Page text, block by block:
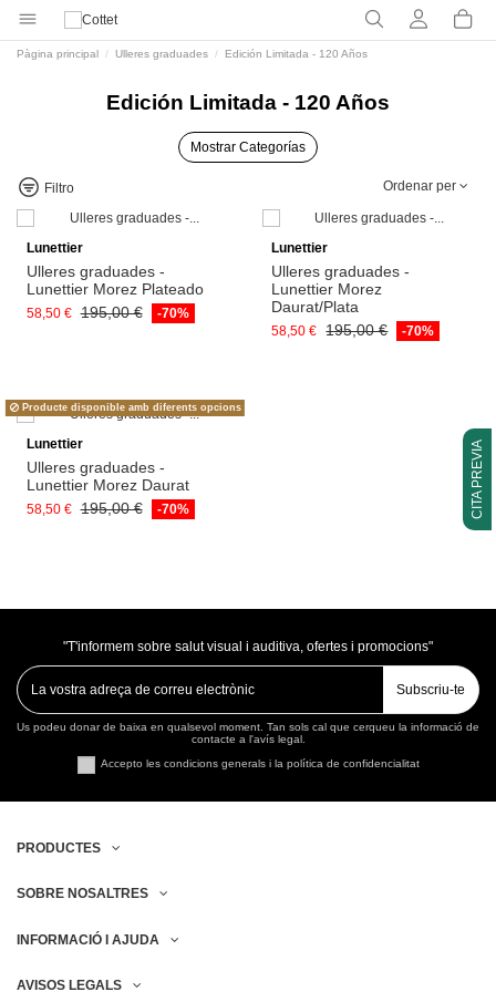
CITA PREVIA
Pàgina principal Ulleres graduades Edición Limitada - 120 Años
Edición Limitada - 120 Años
Mostrar Categorías
Filtro Ordenar per
Lunettier
Ulleres graduades -
Lunettier Morez Plateado
58,50 € 195,00 € -70%
Afegeix a la cistella
Lunettier
Ulleres graduades -
Lunettier Morez
Daurat/Plata
58,50 € 195,00 € -70%
Visualitza
Producte disponible amb diferents opcions
Lunettier
Ulleres graduades -
Lunettier Morez Daurat
58,50 € 195,00 € -70%
"T'informem sobre salut visual i auditiva, ofertes i promocions"
Subscriu-te
Us podeu donar de baixa en qualsevol moment. Tan sols cal que cerqueu la informació de
contacte a l'avís legal.
Accepto les condicions generals i la política de confidencialitat
PRODUCTES
SOBRE NOSALTRES
INFORMACIÓ I AJUDA
AVISOS LEGALS